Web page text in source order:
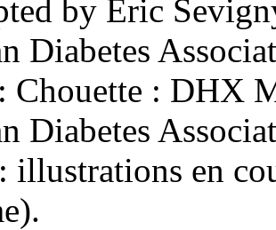
by Eric
Diabetes
Chouette : DHX
Diabetes
illustrations en